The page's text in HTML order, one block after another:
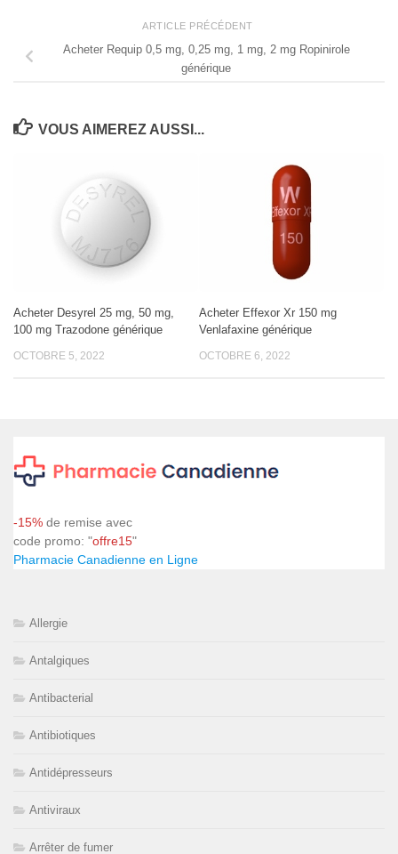
ARTICLE PRÉCÉDENT
Acheter Requip 0,5 mg, 0,25 mg, 1 mg, 2 mg Ropinirole
générique
VOUS AIMEREZ AUSSI...
Acheter Desyrel 25 mg, 50 mg,
100 mg Trazodone générique
OCTOBRE 5, 2022
Acheter Effexor Xr 150 mg
Venlafaxine générique
OCTOBRE 6, 2022
-15% de remise avec
code promo: "offre15"
Pharmacie Canadienne en Ligne
Allergie
Antalgiques
Antibacterial
Antibiotiques
Antidépresseurs
Antiviraux
Arrêter de fumer